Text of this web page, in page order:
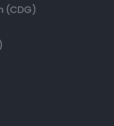
(CDG)